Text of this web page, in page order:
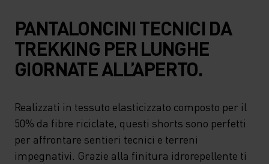
PANTALONCINI TECNICI DA
TREKKING PER LUNGHE
GIORNATE ALL’APERTO.
Realizzati in tessuto elasticizzato composto per il
50% da fibre riciclate, questi shorts sono perfetti
per affrontare sentieri tecnici e terreni
impegnativi. Grazie alla finitura idrorepellente ti